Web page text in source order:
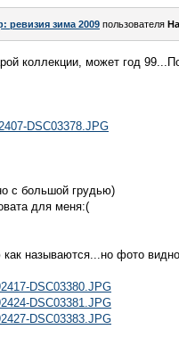
ревизия зима 2009 пользователя
коллекции, может год
DSC03378.JPG
с большой грудью)
для меня:(
называются...но фото видно
DSC03380.JPG
DSC03381.JPG
DSC03383.JPG